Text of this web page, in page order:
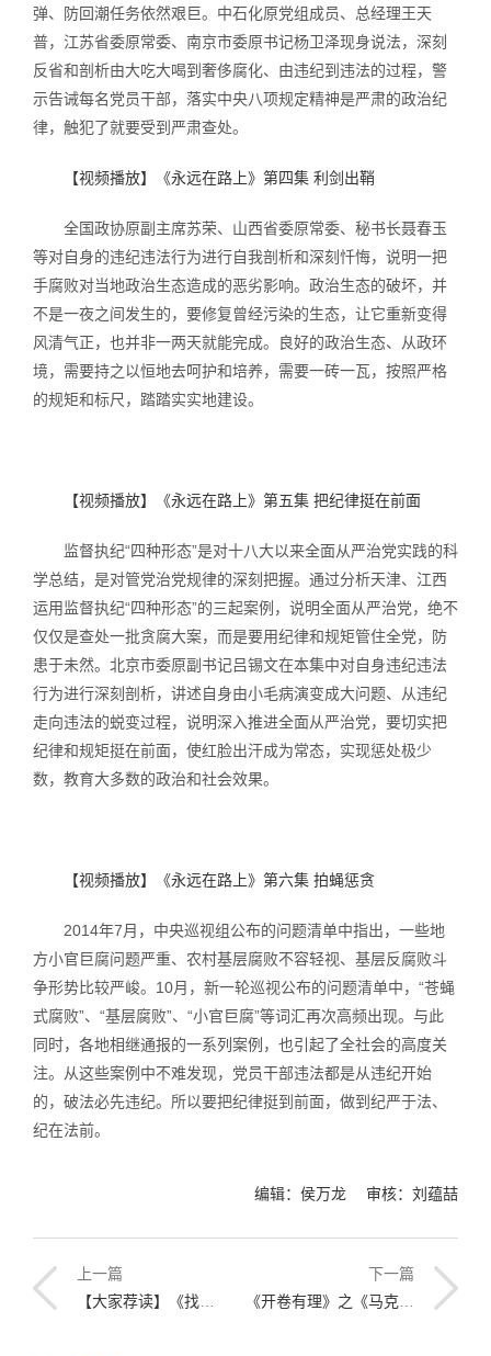
弹、防回潮任务依然艰巨。中石化原党组成员、总经理王天
普，江苏省委原常委、南京市委原书记杨卫泽现身说法，深刻
反省和剖析由大吃大喝到奢侈腐化、由违纪到违法的过程，警
示告诫每名党员干部，落实中央八项规定精神是严肃的政治纪
律，触犯了就要受到严肃查处。
【视频播放】《永远在路上》第四集 利剑出鞘
全国政协原副主席苏荣、山西省委原常委、秘书长聂春玉
等对自身的违纪违法行为进行自我剖析和深刻忏悔，说明一把
手腐败对当地政治生态造成的恶劣影响。政治生态的破坏，并
不是一夜之间发生的，要修复曾经污染的生态，让它重新变得
风清气正，也并非一两天就能完成。良好的政治生态、从政环
境，需要持之以恒地去呵护和培养，需要一砖一瓦，按照严格
的规矩和标尺，踏踏实实地建设。
【视频播放】《永远在路上》第五集 把纪律挺在前面
监督执纪“四种形态”是对十八大以来全面从严治党实践的科
学总结，是对管党治党规律的深刻把握。通过分析天津、江西
运用监督执纪“四种形态”的三起案例，说明全面从严治党，绝不
仅仅是查处一批贪腐大案，而是要用纪律和规矩管住全党，防
患于未然。北京市委原副书记吕锡文在本集中对自身违纪违法
行为进行深刻剖析，讲述自身由小毛病演变成大问题、从违纪
走向违法的蜕变过程，说明深入推进全面从严治党，要切实把
纪律和规矩挺在前面，使红脸出汗成为常态，实现惩处极少
数，教育大多数的政治和社会效果。
【视频播放】《永远在路上》第六集 拍蝇惩贪
2014年7月，中央巡视组公布的问题清单中指出，一些地
方小官巨腐问题严重、农村基层腐败不容轻视、基层反腐败斗
争形势比较严峻。10月，新一轮巡视公布的问题清单中，“苍蝇
式腐败”、“基层腐败”、“小官巨腐”等词汇再次高频出现。与此
同时，各地相继通报的一系列案例，也引起了全社会的高度关
注。从这些案例中不难发现，党员干部违法都是从违纪开始
的，破法必先违纪。所以要把纪律挺到前面，做到纪严于法、
纪在法前。
编辑：侯万龙 审核：刘蕴喆
上一篇
【大家荐读】《找点（精准高效的做事方法）》
下一篇
《开卷有理》之《马克思靠谱》